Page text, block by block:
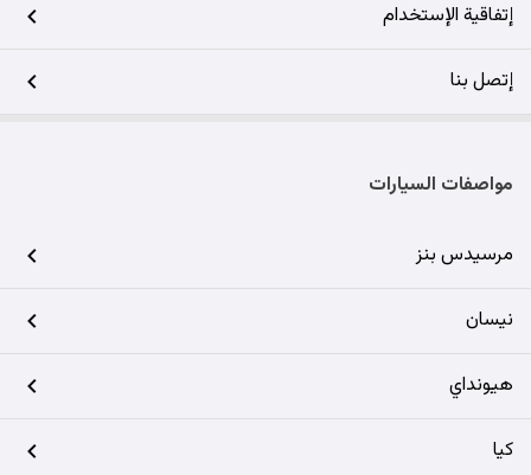
إتفاقية الإستخدام
إتصل بنا
مواصفات السيارات
مرسيدس بنز
نيسان
هيونداي
كيا